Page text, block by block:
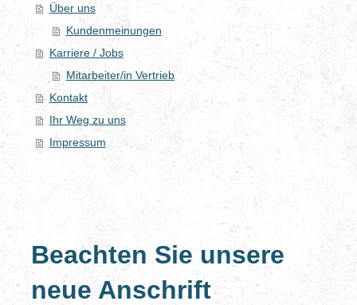
Über uns
Kundenmeinungen
Karriere / Jobs
Mitarbeiter/in Vertrieb
Kontakt
Ihr Weg zu uns
Impressum
Beachten Sie unsere
neue Anschrift